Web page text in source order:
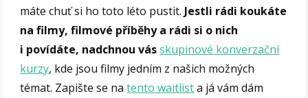
máte chuť si ho toto léto pustit. Jestli rádi koukáte
na filmy, filmové příběhy a rádi si o nich
i povídáte, nadchnou vásskupinové konverzační
kurzy, kde jsou filmy jedním z našich možných
témat. Zapište se natento waitlista já vám dám